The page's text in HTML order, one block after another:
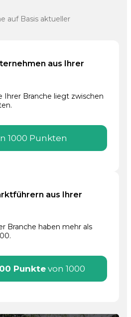
auf Basis aktueller
aus Ihrer
Ihrer Branche liegt zwischen
1000 Punkten
aus Ihrer
Branche haben mehr als
Punktevon 1000